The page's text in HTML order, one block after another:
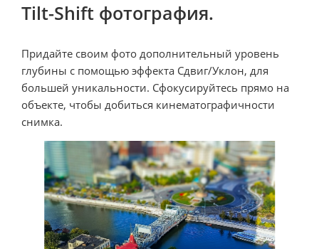
Tilt-Shift фотография.
Придайте своим фото дополнительный уровень
глубины с помощью эффекта Сдвиг/Уклон, для
большей уникальности. Сфокусируйтесь прямо на
объекте, чтобы добиться кинематографичности
снимка.